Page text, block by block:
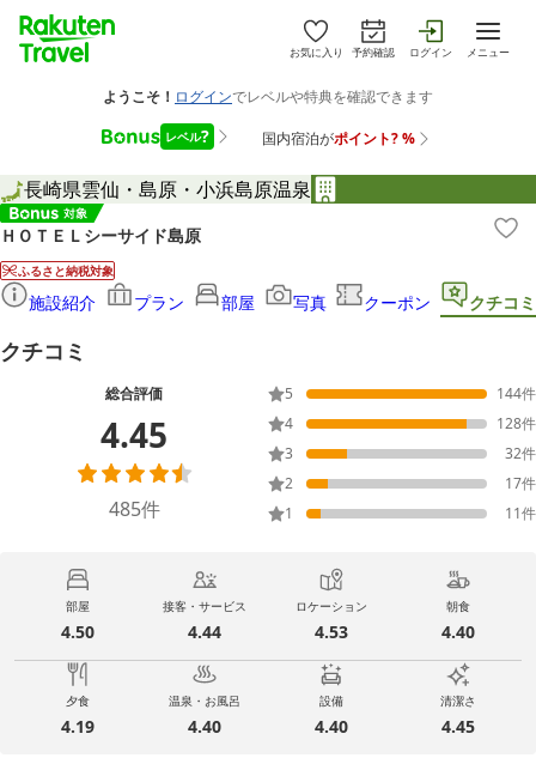
お気に入り 予約確認 ログイン メニュー
長崎県雲仙・島原・小浜島原温泉
ＨＯＴＥＬシーサイド島原
ふるさと納税対象
施設紹介 プラン 部屋 写真 クーポン クチコミ
クチコミ
総合評価
4.45
485件
5 144件
4
128件
3
32件
2
17件
1
11件
部屋
4.50
接客・サービス
4.44
ロケーション
4.53
朝食
4.40
夕食
4.19
温泉・お風呂
4.40
設備
4.40
清潔さ
4.45